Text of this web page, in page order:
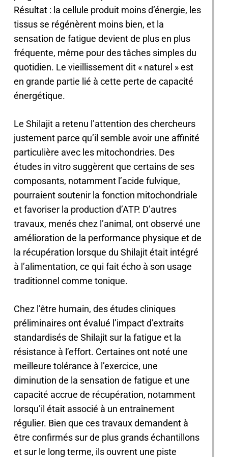
Résultat : la cellule produit moins d’énergie, les
tissus se régénèrent moins bien, et la
sensation de fatigue devient de plus en plus
fréquente, même pour des tâches simples du
quotidien. Le vieillissement dit « naturel » est
en grande partie lié à cette perte de capacité
énergétique.
Le Shilajit a retenu l’attention des chercheurs
justement parce qu’il semble avoir une affinité
particulière avec les mitochondries. Des
études in vitro suggèrent que certains de ses
composants, notamment l’acide fulvique,
pourraient soutenir la fonction mitochondriale
et favoriser la production d’ATP. D’autres
travaux, menés chez l’animal, ont observé une
amélioration de la performance physique et de
la récupération lorsque du Shilajit était intégré
à l’alimentation, ce qui fait écho à son usage
traditionnel comme tonique.
Chez l’être humain, des études cliniques
préliminaires ont évalué l’impact d’extraits
standardisés de Shilajit sur la fatigue et la
résistance à l’effort. Certaines ont noté une
meilleure tolérance à l’exercice, une
diminution de la sensation de fatigue et une
capacité accrue de récupération, notamment
lorsqu’il était associé à un entraînement
régulier. Bien que ces travaux demandent à
être confirmés sur de plus grands échantillons
et sur le long terme, ils ouvrent une piste